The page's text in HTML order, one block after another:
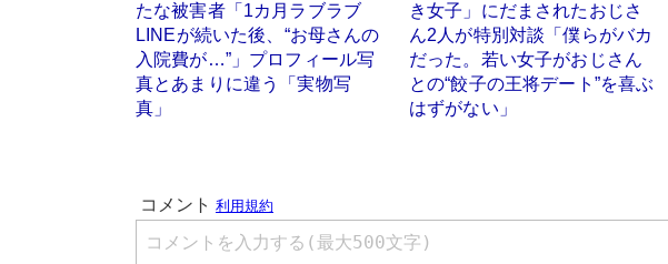
たな被害者「1カ月ラブラブ
LINEが続いた後、“お母さんの
入院費が…”」プロフィール写
真とあまりに違う「実物写
真」
き女子」にだまされたおじさ
ん2人が特別対談「僕らがバカ
だった。若い女子がおじさん
との“餃子の王将デート”を喜ぶ
はずがない」